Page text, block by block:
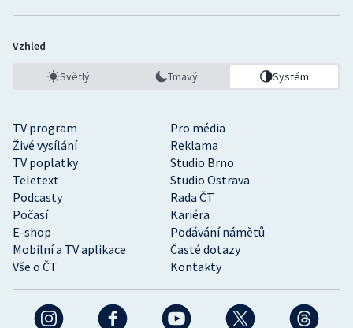
TV program
Pro média
Živé vysílání
Reklama
TV poplatky
Studio Brno
Teletext
Studio Ostrava
Podcasty
Rada ČT
Počasí
Kariéra
E-shop
Podávání námětů
Mobilní a TV aplikace
Časté dotazy
Vše o ČT
Kontakty
Vzhled
Světlý Tmavý Systém